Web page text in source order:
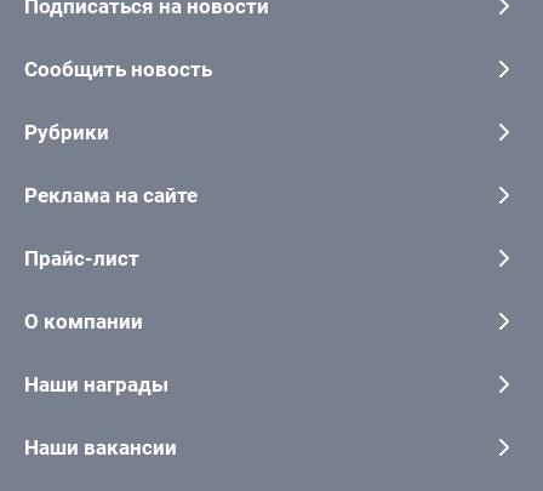
Подписаться на новости
Сообщить новость
Рубрики
Реклама на сайте
Прайс-лист
О компании
Наши награды
Наши вакансии